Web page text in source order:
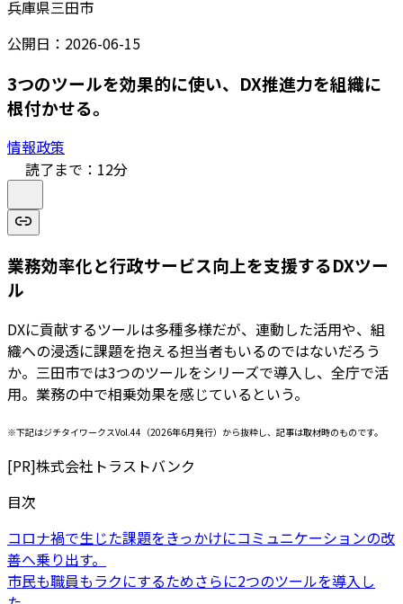
兵庫県三田市
公開日： 2026-06-15
3つのツールを効果的に使い、DX推進力を組織に
根付かせる。
情報政策
読了まで： 12分
業務効率化と行政サービス向上を支援するDXツー
ル
DXに貢献するツールは多種多様だが、連動した活用や、組
織への浸透に課題を抱える担当者もいるのではないだろう
か。三田市では3つのツールをシリーズで導入し、全庁で活
用。業務の中で相乗効果を感じているという。
※下記はジチタイワークスVol.44（2026年6月発行）から抜粋し、記事は取材時のものです。
[PR]株式会社トラストバンク
目次
コロナ禍で生じた課題をきっかけにコミュニケーションの改
善へ乗り出す。
市民も職員もラクにするためさらに2つのツールを導入し